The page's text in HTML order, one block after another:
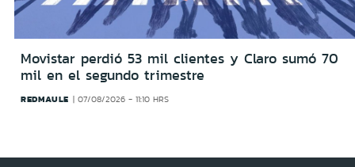
Movistar perdió 53 mil clientes y Claro sumó 70
mil en el segundo trimestre
REDMAULE 07/08/2026 - 11:10 HRS